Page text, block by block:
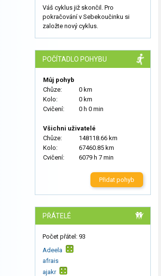
Váš cyklus již skončil. Pro
pokračování v Sebekoučinku si
založte nový cyklus.
POČÍTADLO POHYBU
Můj pohyb
Chůze:
0 km
Kolo:
0 km
Cvičení:
0 h 0 min
Všichni uživatelé
Chůze:
148118.66 km
Kolo:
67460.85 km
Cvičení:
6079 h 7 min
Přidat pohyb
PŘÁTELÉ
Počet přátel: 93
Adeela
afrais
ajakr